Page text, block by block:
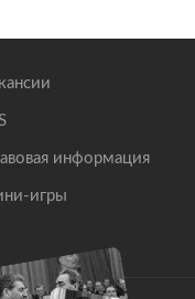
информация
игры